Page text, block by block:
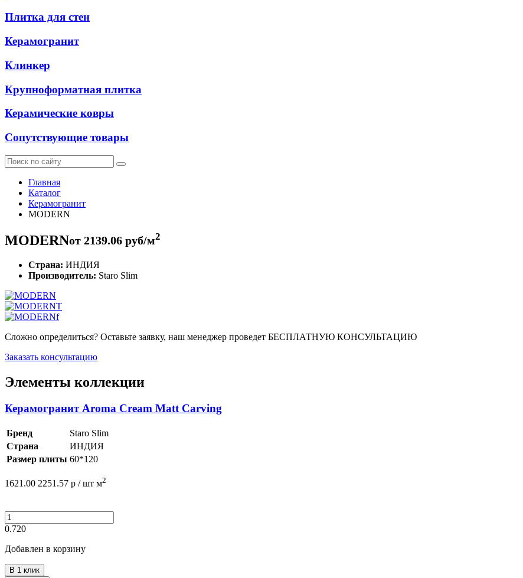
Плитка для стен
Керамогранит
Клинкер
Крупноформатная плитка
Керамические ковры
Сопутствующие товары
Главная
Каталог
Керамогранит
MODERN
MODERNот 2139.06 руб/м2
Страна: ИНДИЯ
Производитель: Staro Slim
Сложно определиться? Оставьте заявку, наш менеджер проведет БЕСПЛАТНУЮ КОНСУЛЬТАЦИЮ
Заказать консультацию
Элементы коллекции
Керамогранит Aroma Cream Matt Carving
Бренд
Staro Slim
Страна
ИНДИЯ
Размер плиты 60*120
1621.00 2251.57 р / шт м2
0.720
Добавлен в корзину
В 1 клик